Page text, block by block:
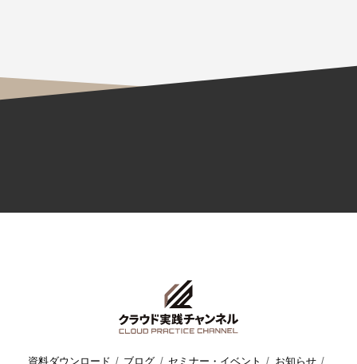
資料ダウンロード ブログ セミナー・イベント お知らせ